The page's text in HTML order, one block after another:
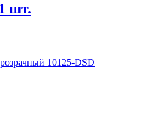
1 шт.
10125-DSD